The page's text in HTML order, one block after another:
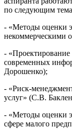
по следующим
- «Методы оценки
некоммерческими
- «Проектирование
современных
Дорошенко);
- «Риск-
услуг» (С.В.
- «Методы оценки
сфере малого